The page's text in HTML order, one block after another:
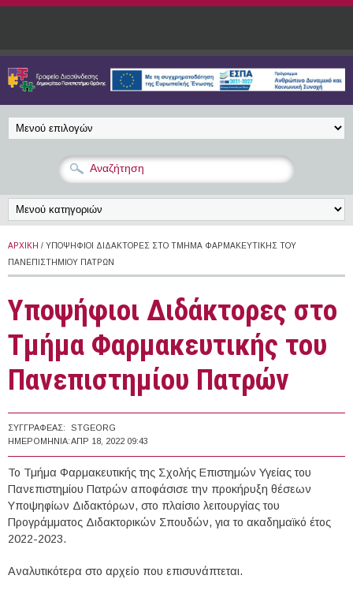
Παράκαμψη προς το κυρίως περιεχόμενο
ΑΡΧΙΚΉ / ΥΠΟΨΉΦΙΟΙ ΔΙΔΆΚΤΟΡΕΣ ΣΤΟ ΤΜΉΜΑ ΦΑΡΜΑΚΕΥΤΙΚΉΣ ΤΟΥ
ΠΑΝΕΠΙΣΤΗΜΊΟΥ ΠΑΤΡΏΝ
Υποψήφιοι Διδάκτορες στο
Τμήμα Φαρμακευτικής του
Πανεπιστημίου Πατρών
ΣΥΓΓΡΑΦΈΑΣ:
STGEORG
ΗΜΕΡΟΜΗΝΊΑ:ΑΠΡ 18, 2022 09:43
Το Τμήμα Φαρμακευτικής της Σχολής Επιστημών Υγείας του
Πανεπιστημίου Πατρών αποφάσισε την προκήρυξη θέσεων
Υποψηφίων Διδακτόρων, στο πλαίσιο λειτουργίας του
Προγράμματος Διδακτορικών Σπουδών, για το ακαδημαϊκό έτος
2022-2023.
Αναλυτικότερα στο αρχείο που επισυνάπτεται.